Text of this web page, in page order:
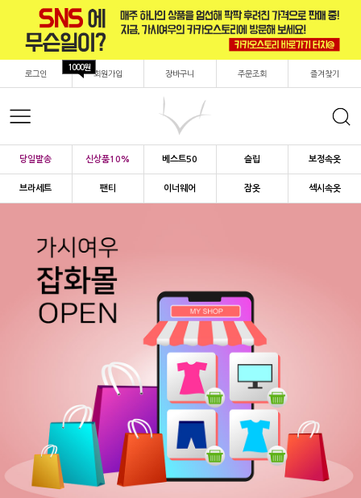
로그인 회원가입
1000원
장바구니 주문조회 즐겨찾기
당일발송 신상품10% 베스트50 슬립 보정속옷
브라세트 팬티 이너웨어 잠옷 섹시속옷